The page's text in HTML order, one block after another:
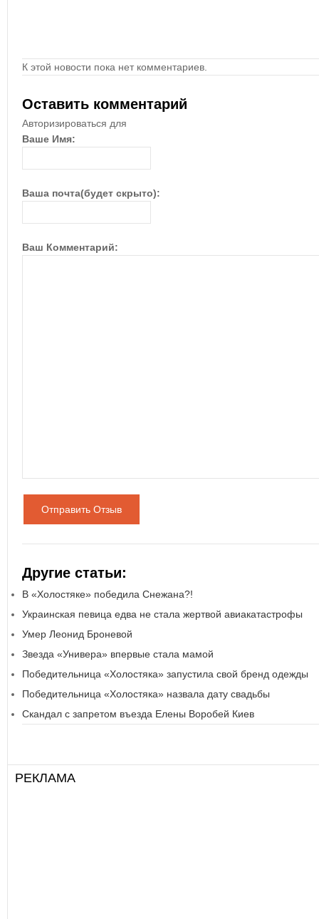
К этой новости пока нет комментариев.
Оставить комментарий
Авторизироваться для
Ваше Имя:
Ваша почта(будет скрыто):
Ваш Комментарий:
Отправить Отзыв
Другие статьи:
В «Холостяке» победила Снежана?!
Украинская певица едва не стала жертвой авиакатастрофы
Умер Леонид Броневой
Звезда «Универа» впервые стала мамой
Победительница «Холостяка» запустила свой бренд одежды
Победительница «Холостяка» назвала дату свадьбы
Скандал с запретом въезда Елены Воробей Киев
РЕКЛАМА